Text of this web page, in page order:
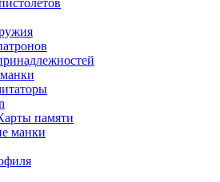
памяти
манки